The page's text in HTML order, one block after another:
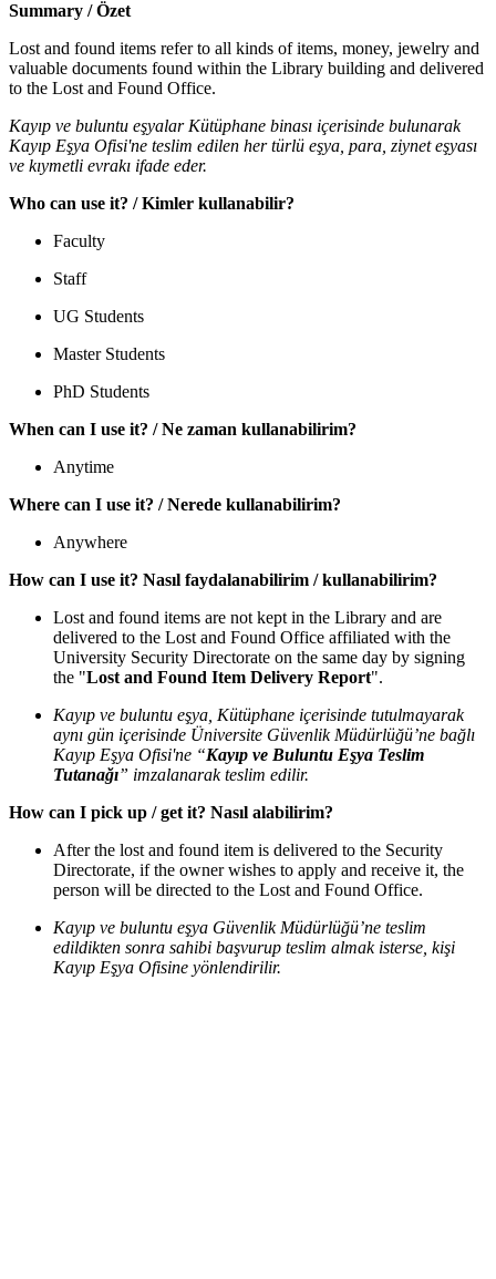
Summary / Özet
Lost and found items refer to all kinds of items, money, jewelry and
valuable documents found within the Library building and delivered
to the Lost and Found Office.
Kayıp ve buluntu eşyalar Kütüphane binası içerisinde bulunarak
Kayıp Eşya Ofisi'ne teslim edilen her türlü eşya, para, ziynet eşyası
ve kıymetli evrakı ifade eder.
Who can use it? / Kimler kullanabilir?
Faculty
Staff
UG Students
Master Students
PhD Students
When can I use it? / Ne zaman kullanabilirim?
Anytime
Where can I use it? / Nerede kullanabilirim?
Anywhere
How can I use it? Nasıl faydalanabilirim / kullanabilirim?
Lost and found items are not kept in the Library and are
delivered to the Lost and Found Office affiliated with the
University Security Directorate on the same day by signing
the "Lost and Found Item Delivery Report".
Kayıp ve buluntu eşya, Kütüphane içerisinde tutulmayarak
aynı gün içerisinde Üniversite Güvenlik Müdürlüğü’ne bağlı
Kayıp Eşya Ofisi'ne “Kayıp ve Buluntu Eşya Teslim
Tutanağı” imzalanarak teslim edilir.
How can I pick up / get it? Nasıl alabilirim?
After the lost and found item is delivered to the Security
Directorate, if the owner wishes to apply and receive it, the
person will be directed to the Lost and Found Office.
Kayıp ve buluntu eşya Güvenlik Müdürlüğü’ne teslim
edildikten sonra sahibi başvurup teslim almak isterse, kişi
Kayıp Eşya Ofisine yönlendirilir.